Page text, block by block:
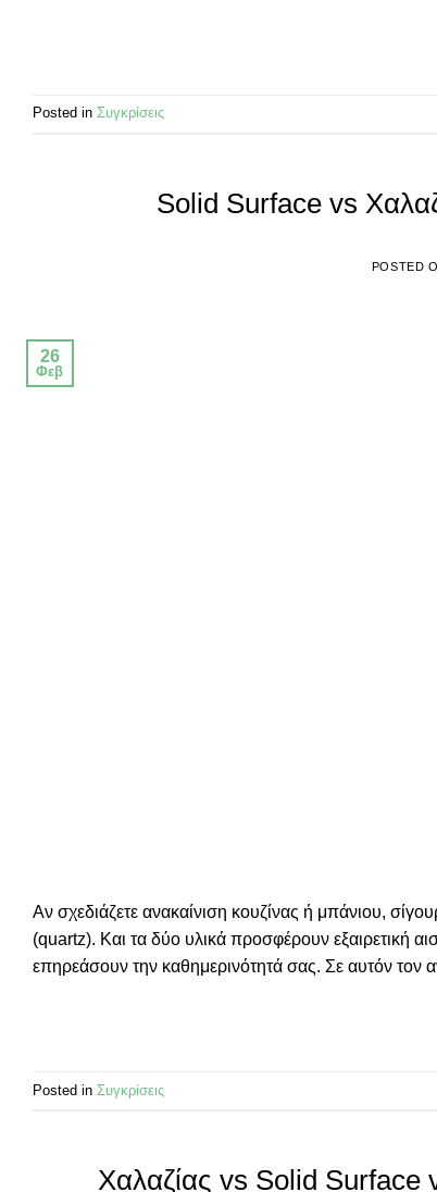
Posted in Συγκρίσεις
Solid Surface vs
POSTED
26
Φεβ
Αν σχεδιάζετε ανακαίνιση κουζίνας ή μπάνιου,
(quartz). Και τα δύο υλικά προσφέρουν εξαιρετική
επηρεάσουν την καθημερινότητά σας. Σε αυτόν τον
Posted in Συγκρίσεις
Χαλαζίας vs Solid Surface